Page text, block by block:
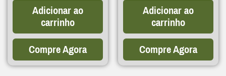
Adicionar ao
carrinho
Compre Agora
Adicionar ao
carrinho
Compre Agora